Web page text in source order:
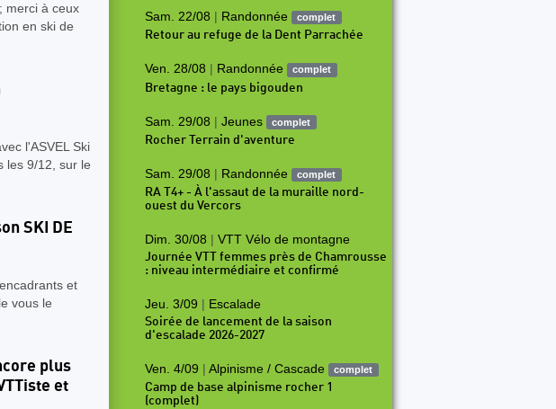
merci à ceux
en ski de
l'ASVEL Ski
les 9/12, sur le
SKI DE
et
vous le
plus
et
Sam. 22/08 | Randonnée complet
Retour au refuge de la Dent Parrachée
Ven. 28/08 | Randonnée complet
Bretagne : le pays bigouden
Sam. 29/08 | Jeunes complet
Rocher Terrain d'aventure
Sam. 29/08 | Randonnée complet
RA T4+ - À l'assaut de la muraille nord-
ouest du Vercors
Dim. 30/08 | VTT Vélo de montagne
Journée VTT femmes près de Chamrousse
: niveau intermédiaire et confirmé
Jeu. 3/09 | Escalade
Soirée de lancement de la saison
d'escalade 2026-2027
Ven. 4/09 | Alpinisme / Cascade complet
Camp de base alpinisme rocher 1
(complet)